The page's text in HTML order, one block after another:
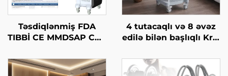
Təsdiqlənmiş FDA
TIBBİ CE MMDSAP CO2
Maşını
4 tutacaqlı və 8 əvəz
edilə bilən başlıqlı Krio
soyutma texnologiyası
ilə krioterapiya, çəki